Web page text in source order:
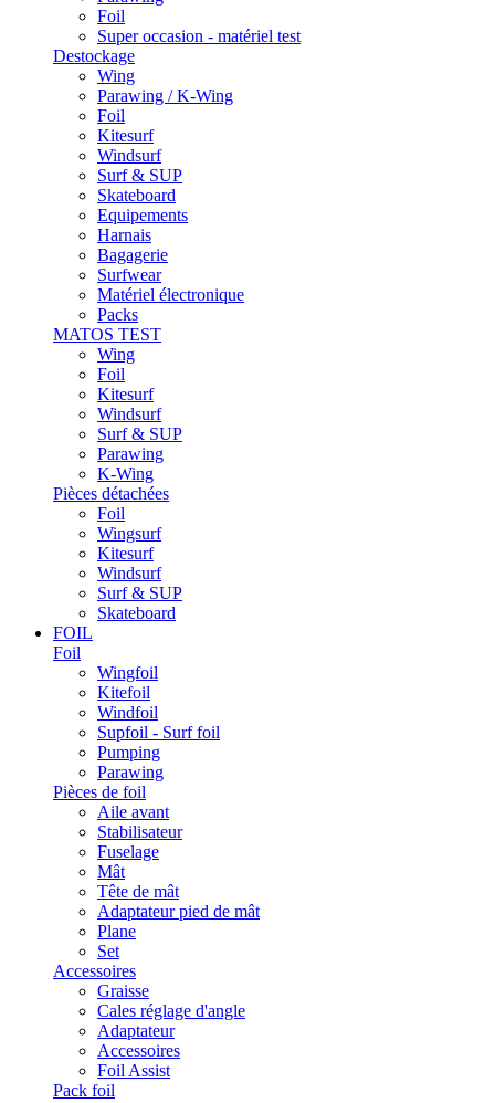
Foil
Super occasion - matériel test
Destockage
Wing
Parawing / K-Wing
Foil
Kitesurf
Windsurf
Surf & SUP
Skateboard
Equipements
Harnais
Bagagerie
Surfwear
Matériel électronique
Packs
MATOS TEST
Wing
Foil
Kitesurf
Windsurf
Surf & SUP
Parawing
K-Wing
Pièces détachées
Foil
Wingsurf
Kitesurf
Windsurf
Surf & SUP
Skateboard
FOIL
Foil
Wingfoil
Kitefoil
Windfoil
Supfoil - Surf foil
Pumping
Parawing
Pièces de foil
Aile avant
Stabilisateur
Fuselage
Mât
Tête de mât
Adaptateur pied de mât
Plane
Set
Accessoires
Graisse
Cales réglage d'angle
Adaptateur
Accessoires
Foil Assist
Pack foil